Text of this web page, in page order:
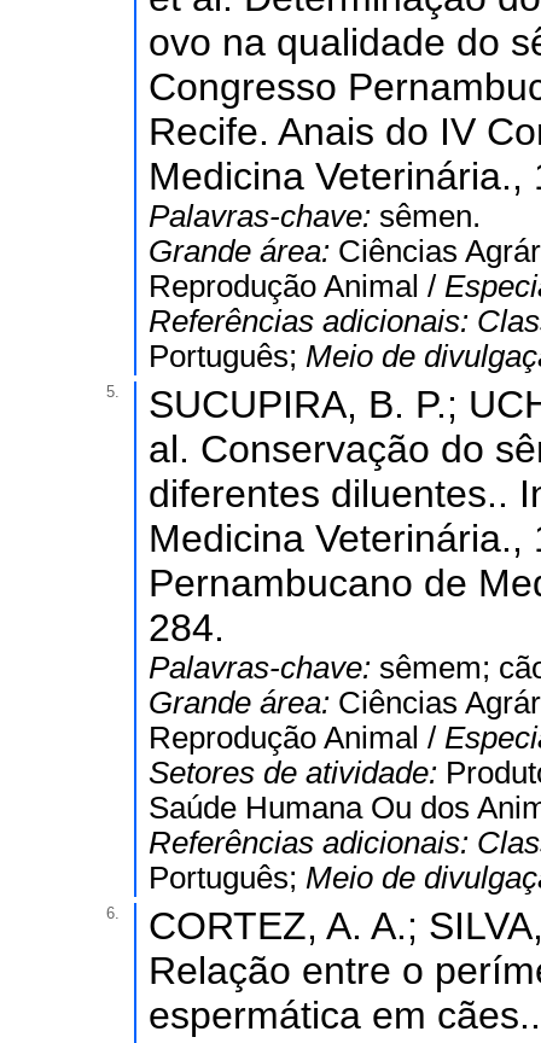
ovo na qualidade do
Congresso
Recife. Anais do IV
Medicina
Palavras-chave: sêmen.
Grande área: Ciências
Reprodução Animal /
Referências adicionais:
Português; Meio de
5.
SUCUPIRA, B. P.;
al. Conservação do
diferentes diluentes..
Medicina
Pernambucano de
284.
Palavras-chave: sêmem;
Grande área: Ciências
Reprodução Animal /
Setores de atividade:
Saúde Humana Ou dos
Referências adicionais:
Português; Meio de
6.
CORTEZ, A. A.;
Relação entre o
espermática em